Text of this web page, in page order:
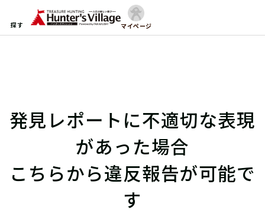
探す マイページ
発見レポートに不適切な表現
があった場合
こちらから違反報告が可能で
す